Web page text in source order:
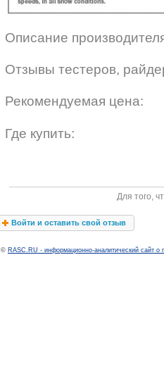
Описание
Отзывы тестеров,
Рекомендуемая цена:
Где купить:
Для того,
Войти и оставить свой отзыв
© RASC.RU - информационно-аналитический сайт о